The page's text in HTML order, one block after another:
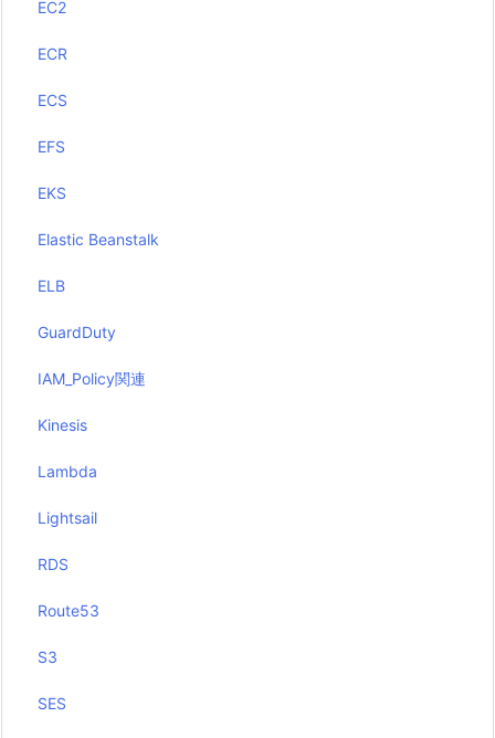
EC2
ECR
ECS
EFS
EKS
Elastic Beanstalk
ELB
GuardDuty
IAM_Policy関連
Kinesis
Lambda
Lightsail
RDS
Route53
S3
SES